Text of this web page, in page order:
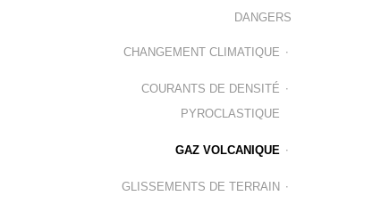
DANGERS
CHANGEMENT CLIMATIQUE
COURANTS DE DENSITÉ
PYROCLASTIQUE
GAZ VOLCANIQUE
GLISSEMENTS DE TERRAIN